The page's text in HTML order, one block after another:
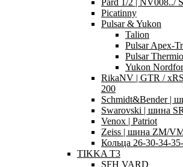
Pard 1/2 | NV008../
Picatinny
Pulsar & Yukon
Talion
Pulsar Apex-
Pulsar
Yukon
RikaNV | GTR /
200
Schmidt&Bender |
Swarovski | шина SR
Venox | Patriot
Zeiss | шина ZM/
Кольца 26-30-34-
TIKKA T3
SFH VARD